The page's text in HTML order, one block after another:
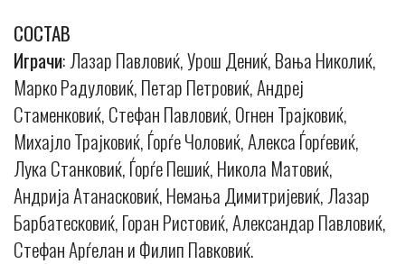
СОСТАВ
Играчи: Лазар Павловиќ, Урош Дениќ, Вања Николиќ,
Марко Радуловиќ, Петар Петровиќ, Андреј
Стаменковиќ, Стефан Павловиќ, Огнен Трајковиќ,
Михајло Трајковиќ, Ѓорѓе Чоловиќ, Алекса Ѓорѓевиќ,
Лука Станковиќ, Ѓорѓе Пешиќ, Никола Матовиќ,
Андрија Атанасковиќ, Немања Димитријевиќ, Лазар
Барбатесковиќ, Горан Ристовиќ, Александар Павловиќ,
Стефан Арѓелан и Филип Павковиќ.